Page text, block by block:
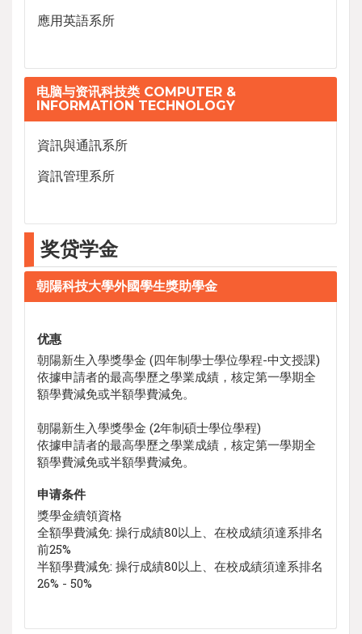
應用英語系所
电脑与资讯科技类 COMPUTER &
INFORMATION TECHNOLOGY
資訊與通訊系所
資訊管理系所
奖贷学金
朝陽科技大學外國學生獎助學金
优惠
朝陽新生入學獎學金 (四年制學士學位學程-中文授課)
依據申請者的最高學歷之學業成績，核定第一學期全
額學費減免或半額學費減免。
朝陽新生入學獎學金 (2年制碩士學位學程)
依據申請者的最高學歷之學業成績，核定第一學期全
額學費減免或半額學費減免。
申请条件
獎學金續領資格
全額學費減免: 操行成績80以上、在校成績須達系排名
前25%
半額學費減免: 操行成績80以上、在校成績須達系排名
26% - 50%